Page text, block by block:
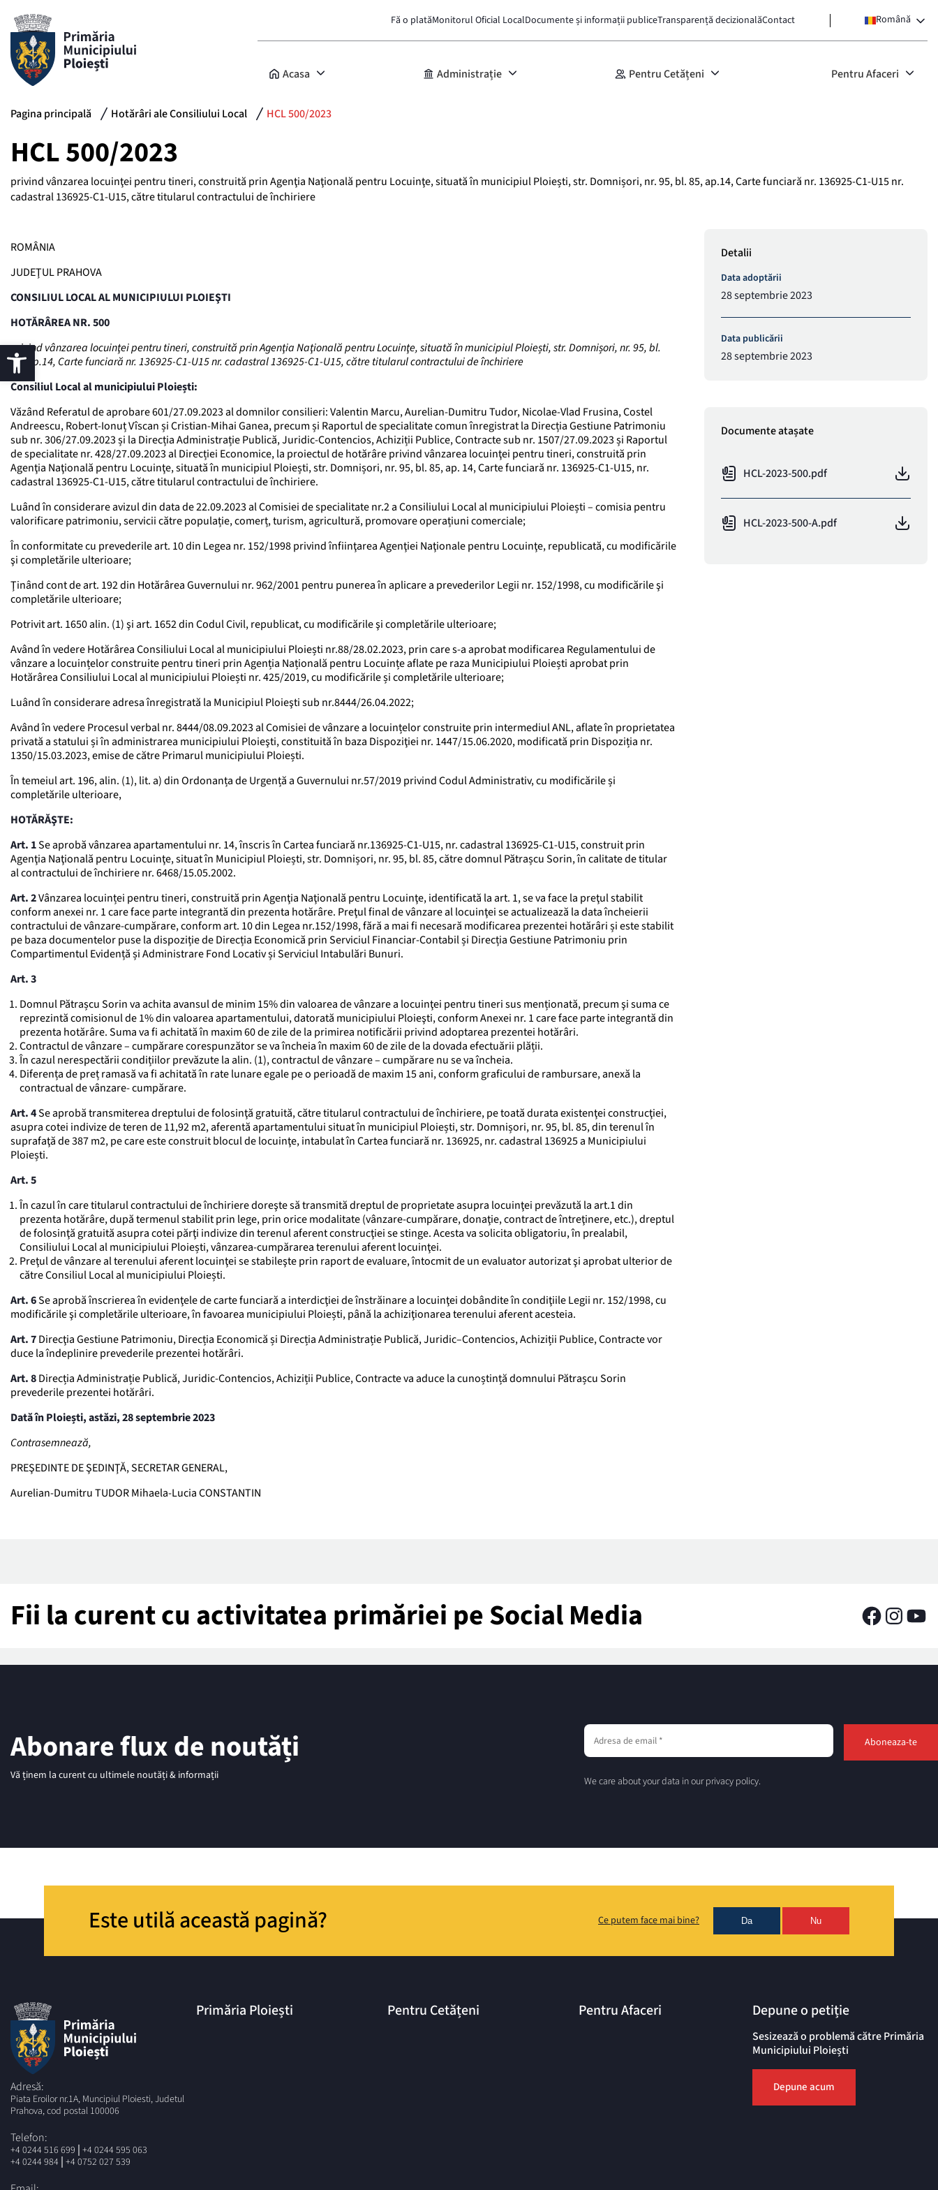
Fă o platăMonitorul Oficial LocalDocumente și informații publiceTransparență decizionalăContact Română
Acasa Administrație Pentru Cetățeni Pentru Afaceri
Pagina principală Hotărâri ale Consiliului Local HCL 500/2023
HCL 500/2023
privind vânzarea locuinţei pentru tineri, construită prin Agenţia Naţională pentru Locuinţe, situată în municipiul Ploiești, str. Domnișori, nr. 95, bl. 85, ap.14, Carte funciară nr. 136925-C1-U15 nr.
cadastral 136925-C1-U15, către titularul contractului de închiriere
ROMÂNIA
JUDEŢUL PRAHOVA
CONSILIUL LOCAL AL MUNICIPIULUI PLOIEŞTI
HOTĂRÂREA NR. 500
privind vânzarea locuinţei pentru tineri, construită prin Agenţia Naţională pentru Locuinţe, situată în municipiul Ploiești, str. Domnișori, nr. 95, bl.
85, ap.14, Carte funciară nr. 136925-C1-U15 nr. cadastral 136925-C1-U15, către titularul contractului de închiriere
Consiliul Local al municipiului Ploiești:
Văzând Referatul de aprobare 601/27.09.2023 al domnilor consilieri: Valentin Marcu, Aurelian-Dumitru Tudor, Nicolae-Vlad Frusina, Costel
Andreescu, Robert-Ionuț Vîscan și Cristian-Mihai Ganea, precum și Raportul de specialitate comun înregistrat la Direcția Gestiune Patrimoniu
sub nr. 306/27.09.2023 și la Direcția Administrație Publică, Juridic-Contencios, Achiziții Publice, Contracte sub nr. 1507/27.09.2023 și Raportul
de specialitate nr. 428/27.09.2023 al Direcției Economice, la proiectul de hotărâre privind vânzarea locuinţei pentru tineri, construită prin
Agenţia Naţională pentru Locuinţe, situată în municipiul Ploiești, str. Domnișori, nr. 95, bl. 85, ap. 14, Carte funciară nr. 136925-C1-U15, nr.
cadastral 136925-C1-U15, către titularul contractului de închiriere.
Luând în considerare avizul din data de 22.09.2023 al Comisiei de specialitate nr.2 a Consiliului Local al municipiului Ploiești – comisia pentru
valorificare patrimoniu, servicii către populație, comerț, turism, agricultură, promovare operațiuni comerciale;
În conformitate cu prevederile art. 10 din Legea nr. 152/1998 privind înfiinţarea Agenţiei Naţionale pentru Locuinţe, republicată, cu modificările
şi completările ulterioare;
Ţinând cont de art. 192 din Hotărârea Guvernului nr. 962/2001 pentru punerea în aplicare a prevederilor Legii nr. 152/1998, cu modificările şi
completările ulterioare;
Potrivit art. 1650 alin. (1) şi art. 1652 din Codul Civil, republicat, cu modificările şi completările ulterioare;
Având în vedere Hotărârea Consiliului Local al municipiului Ploiești nr.88/28.02.2023, prin care s-a aprobat modificarea Regulamentului de
vânzare a locuințelor construite pentru tineri prin Agenția Națională pentru Locuințe aflate pe raza Municipiului Ploiești aprobat prin
Hotărârea Consiliului Local al municipiului Ploiești nr. 425/2019, cu modificările și completările ulterioare;
Luând în considerare adresa înregistrată la Municipiul Ploieşti sub nr.8444/26.04.2022;
Având în vedere Procesul verbal nr. 8444/08.09.2023 al Comisiei de vânzare a locuințelor construite prin intermediul ANL, aflate în proprietatea
privată a statului și în administrarea municipiului Ploieşti, constituită în baza Dispoziţiei nr. 1447/15.06.2020, modificată prin Dispoziția nr.
1350/15.03.2023, emise de către Primarul municipiului Ploiești.
În temeiul art. 196, alin. (1), lit. a) din Ordonanța de Urgență a Guvernului nr.57/2019 privind Codul Administrativ, cu modificările și
completările ulterioare,
HOTĂRĂŞTE:
Art. 1Se aprobă vânzarea apartamentului nr. 14, înscris în Cartea funciară nr.136925-C1-U15, nr. cadastral 136925-C1-U15, construit prin
Agenţia Naţională pentru Locuinţe, situat în Municipiul Ploiești, str. Domnișori, nr. 95, bl. 85, către domnul Pătrașcu Sorin, în calitate de titular
al contractului de închiriere nr. 6468/15.05.2002.
Art. 2Vânzarea locuinței pentru tineri, construită prin Agenţia Naţională pentru Locuinţe, identificată la art. 1, se va face la preţul stabilit
conform anexei nr. 1 care face parte integrantă din prezenta hotărâre. Preţul final de vânzare al locuinţei se actualizează la data încheierii
contractului de vânzare-cumpărare, conform art. 10 din Legea nr.152/1998, fără a mai fi necesară modificarea prezentei hotărâri și este stabilit
pe baza documentelor puse la dispoziție de Direcția Economică prin Serviciul Financiar-Contabil și Direcția Gestiune Patrimoniu prin
Compartimentul Evidență și Administrare Fond Locativ și Serviciul Intabulări Bunuri.
Art. 3
Domnul Pătrașcu Sorin va achita avansul de minim 15% din valoarea de vânzare a locuinţei pentru tineri sus menționată, precum şi suma ce
reprezintă comisionul de 1% din valoarea apartamentului, datorată municipiului Ploieşti, conform Anexei nr. 1 care face parte integrantă din
prezenta hotărâre. Suma va fi achitată în maxim 60 de zile de la primirea notificării privind adoptarea prezentei hotărâri.
Contractul de vânzare – cumpărare corespunzător se va încheia în maxim 60 de zile de la dovada efectuării plății.
În cazul nerespectării condițiilor prevăzute la alin. (1), contractul de vânzare – cumpărare nu se va încheia.
Diferența de preț ramasă va fi achitată în rate lunare egale pe o perioadă de maxim 15 ani, conform graficului de rambursare, anexă la
contractual de vânzare- cumpărare.
Art. 4Se aprobă transmiterea dreptului de folosinţă gratuită, către titularul contractului de închiriere, pe toată durata existenţei construcţiei,
asupra cotei indivize de teren de 11,92 m2, aferentă apartamentului situat în municipiul Ploiești, str. Domnișori, nr. 95, bl. 85, din terenul în
suprafaţă de 387 m2, pe care este construit blocul de locuinţe, intabulat în Cartea funciară nr. 136925, nr. cadastral 136925 a Municipiului
Ploiești.
Art. 5
În cazul în care titularul contractului de închiriere doreşte să transmită dreptul de proprietate asupra locuinţei prevăzută la art.1 din
prezenta hotărâre, după termenul stabilit prin lege, prin orice modalitate (vânzare-cumpărare, donaţie, contract de întreţinere, etc.), dreptul
de folosinţă gratuită asupra cotei părţi indivize din terenul aferent construcţiei se stinge. Acesta va solicita obligatoriu, în prealabil,
Consiliului Local al municipiului Ploiești, vânzarea-cumpărarea terenului aferent locuinţei.
Preţul de vânzare al terenului aferent locuinţei se stabileşte prin raport de evaluare, întocmit de un evaluator autorizat şi aprobat ulterior de
către Consiliul Local al municipiului Ploiești.
Art. 6Se aprobă înscrierea în evidenţele de carte funciară a interdicţiei de înstrăinare a locuinţei dobândite în condiţiile Legii nr. 152/1998, cu
modificările şi completările ulterioare, în favoarea municipiului Ploiești, până la achiziţionarea terenului aferent acesteia.
Art. 7Direcţia Gestiune Patrimoniu, Direcția Economică și Direcția Administrație Publică, Juridic–Contencios, Achiziții Publice, Contracte vor
duce la îndeplinire prevederile prezentei hotărâri.
Art. 8Direcția Administrație Publică, Juridic-Contencios, Achiziții Publice, Contracte va aduce la cunoștință domnului Pătrașcu Sorin
prevederile prezentei hotărâri.
Dată în Ploiești, astăzi, 28 septembrie 2023
Contrasemnează,
PREŞEDINTE DE ŞEDINŢĂ, SECRETAR GENERAL,
Aurelian-Dumitru TUDOR Mihaela-Lucia CONSTANTIN
Detalii
Data adoptării
28 septembrie 2023
Data publicării
28 septembrie 2023
Documente atașate
HCL-2023-500.pdf
HCL-2023-500-A.pdf
Fii la curent cu activitatea primăriei pe Social Media
Abonare flux de noutăți
Vă ținem la curent cu ultimele noutăți & informații We care about your data in our privacy policy.
Este utilă această pagină? Ce putem face mai bine? Da Nu
Adresă:
Piata Eroilor nr.1A, Muncipiul Ploiesti, Judetul
Prahova, cod postal 100006
Telefon:
+4 0244 516 699 | +4 0244 595 063
+4 0244 984 | +4 0752 027 539
Primăria Ploiești Pentru Cetățeni Pentru Afaceri Depune o petiție
Sesizează o problemă către Primăria
Municipiului Ploiești
Depune acum